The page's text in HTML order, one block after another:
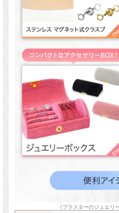
《プラスターのジュエリ